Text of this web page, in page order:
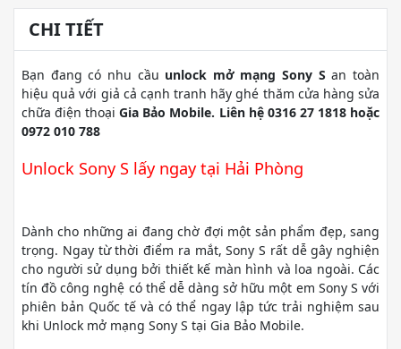
CHI TIẾT
Bạn đang có nhu cầu unlock mở mạng Sony S an toàn
hiệu quả với giả cả cạnh tranh hãy ghé thăm cửa hàng sửa
chữa điện thoạiGia Bảo Mobile. Liên hệ 0316 27 1818 hoặc
0972 010 788
Unlock Sony S lấy ngay tại Hải Phòng
Dành cho những ai đang chờ đợi một sản phẩm đẹp, sang
trọng. Ngay từ thời điểm ra mắt, Sony S rất dễ gây nghiện
cho người sử dụng bởi thiết kế màn hình và loa ngoài. Các
tín đồ công nghệ có thể dễ dàng sở hữu một em Sony S với
phiên bản Quốc tế và có thể ngay lập tức trải nghiệm sau
khi Unlock mở mạng Sony S tại Gia Bảo Mobile.